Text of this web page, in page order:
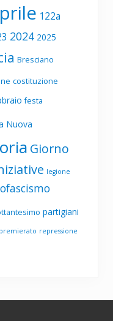
122a
2024 2025
Bresciano
costituzione
festa
Nuova
Giorno
legione
partigiani
premierato repressione